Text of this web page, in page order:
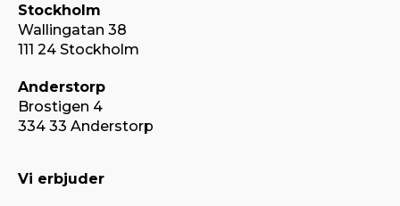
Stockholm
Wallingatan 38
111 24 Stockholm
Anderstorp
Brostigen 4
334 33 Anderstorp
Vi erbjuder